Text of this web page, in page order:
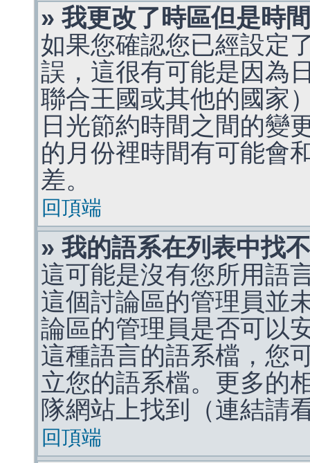
» 我更改了時區但是時
如果您確認您已經設定
誤，這很有可能是因為
聯合王國或其他的國家
日光節約時間之間的變
的月份裡時間有可能會
差。
回頂端
» 我的語系在列表中找
這可能是沒有您所用語
這個討論區的管理員並
論區的管理員是否可以
這種語言的語系檔，您
立您的語系檔。更多的
隊網站上找到（連結請
回頂端